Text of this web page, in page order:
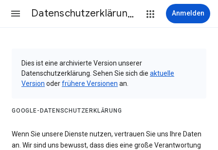
Datenschutzerklärung & Nutzungsbedingungen Anmelden
Dies ist eine archivierte Version unserer
Datenschutzerklärung. Sehen Sie sich die aktuelle
Version oderfrühere Versionen an.
GOOGLE-DATENSCHUTZERKLÄRUNG
Wenn Sie unsere Dienste nutzen, vertrauen Sie uns Ihre Daten
an. Wir sind uns bewusst, dass dies eine große Verantwortung